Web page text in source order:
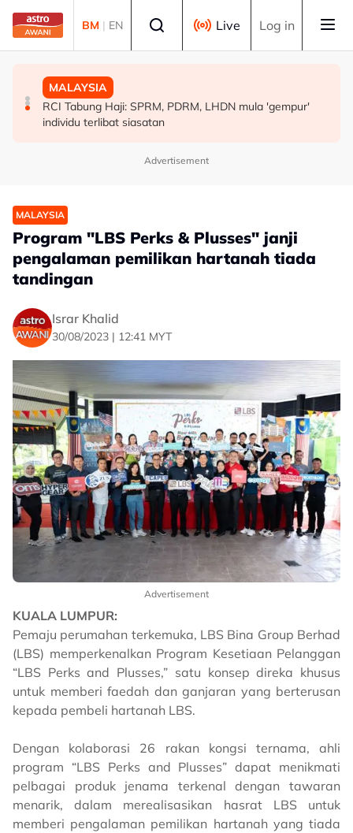
Skip to main content
BM | EN Live Log in
MALAYSIA
Kerajaan pastikan syor, dapatan RCI Tabung Haji
disiasat tuntas tanpa kompromi - PM Anwar
POLITIK
'Pihak ketiga' jangan ganggu usaha persefahaman parti
Melayu - Asyraf Wajdi
MALAYSIA
RCI Tabung Haji: SPRM, PDRM, LHDN mula 'gempur'
individu terlibat siasatan
Advertisement
MALAYSIA
Program "LBS Perks & Plusses" janji
pengalaman pemilikan hartanah tiada
tandingan
Israr Khalid
30/08/2023 | 12:41 MYT
Advertisement
KUALA LUMPUR:
Pemaju perumahan terkemuka, LBS Bina Group Berhad
(LBS) memperkenalkan Program Kesetiaan Pelanggan
“LBS Perks and Plusses,” satu konsep direka khusus
untuk memberi faedah dan ganjaran yang berterusan
kepada pembeli hartanah LBS.
Dengan kolaborasi 26 rakan kongsi ternama, ahli
program “LBS Perks and Plusses” dapat menikmati
pelbagai produk jenama terkenal dengan tawaran
menarik, dalam merealisasikan hasrat LBS untuk
memberi pengalaman pemilikan hartanah yang tiada